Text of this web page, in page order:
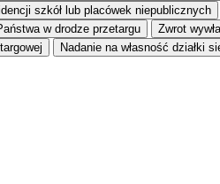
szkół lub placówek niepublicznych
w drodze przetargu
Zwrot
Nadanie na własność działki